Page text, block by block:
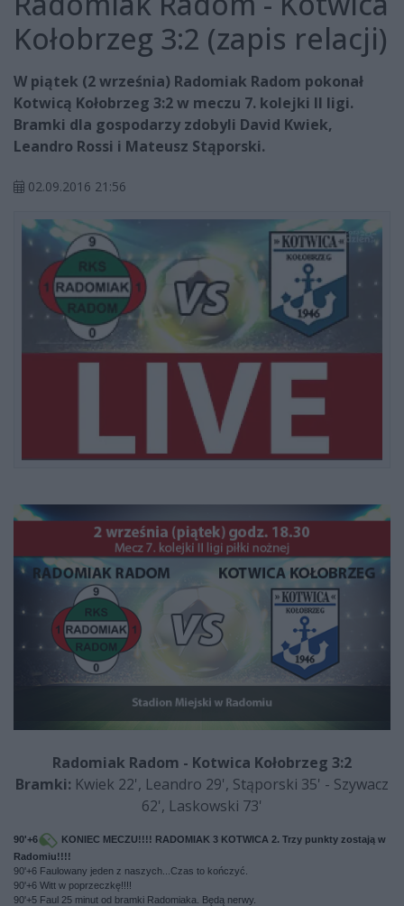
Kołobrzeg 3:2 (zapis relacji)
W piątek (2 września) Radomiak Radom pokonał
Kotwicą Kołobrzeg 3:2 w meczu 7. kolejki II ligi.
Bramki dla gospodarzy zdobyli David Kwiek,
Leandro Rossi i Mateusz Stąporski.
02.09.2016 21:56
Radomiak Radom - Kotwica Kołobrzeg 3:2
Bramki: Kwiek 22', Leandro 29', Stąporski 35' - Szywacz
62', Laskowski 73'
90'+6
KONIEC MECZU!!!! RADOMIAK 3 KOTWICA 2. Trzy punkty zostają w
Radomiu!!!!
90'+6 Faulowany jeden z naszych...Czas to kończyć.
90'+6 Witt w poprzeczkę!!!!
90'+5 Faul 25 minut od bramki Radomiaka. Będą nerwy.